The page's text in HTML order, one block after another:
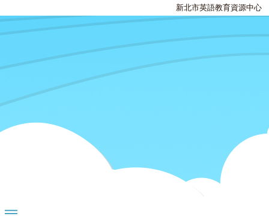
新北市英語教育資源中心